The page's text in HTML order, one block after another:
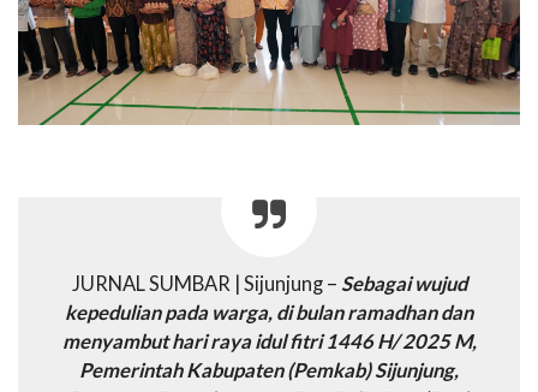
JURNAL SUMBAR | Sijunjung – Sebagai wujud
kepedulian pada warga, di bulan ramadhan dan
menyambut hari raya idul fitri 1446 H/ 2025 M,
Pemerintah Kabupaten (Pemkab) Sijunjung,